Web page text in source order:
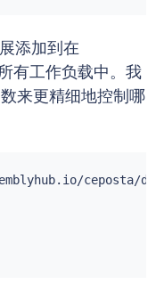
添加到在
有工作负载中。我
来更精细地控制哪
ceposta/